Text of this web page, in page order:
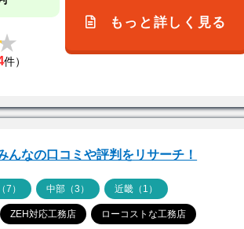
件）
もっと詳しく見る
んなの口コミや評判をリサーチ！
7） 中部（3） 近畿（1）
ZEH対応工務店 ローコストな工務店